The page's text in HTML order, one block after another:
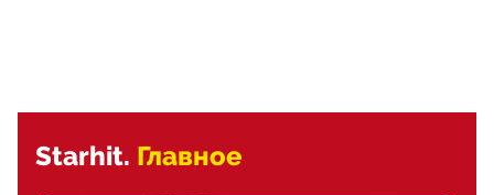
Starhit. Главное